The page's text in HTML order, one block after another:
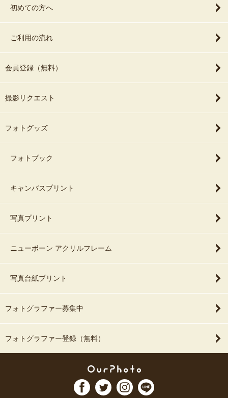
初めての方へ
ご利用の流れ
会員登録（無料）
撮影リクエスト
フォトグッズ
フォトブック
キャンバスプリント
写真プリント
ニューボーン アクリルフレーム
写真台紙プリント
フォトグラファー募集中
フォトグラファー登録（無料）